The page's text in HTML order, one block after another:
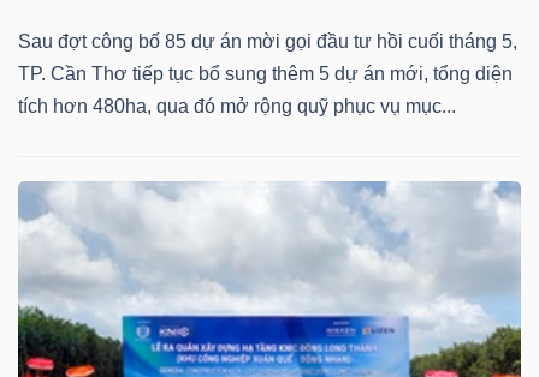
Sau đợt công bố 85 dự án mời gọi đầu tư hồi cuối tháng 5,
TP. Cần Thơ tiếp tục bổ sung thêm 5 dự án mới, tổng diện
tích hơn 480ha, qua đó mở rộng quỹ phục vụ mục...